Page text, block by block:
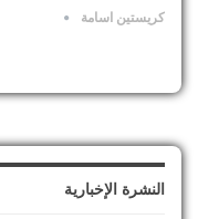
كريستين اسامة
النشرة الإخبارية